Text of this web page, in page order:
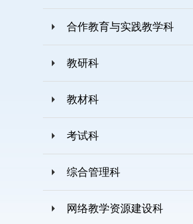
合作教育与实践教学科
教研科
教材科
考试科
综合管理科
网络教学资源建设科